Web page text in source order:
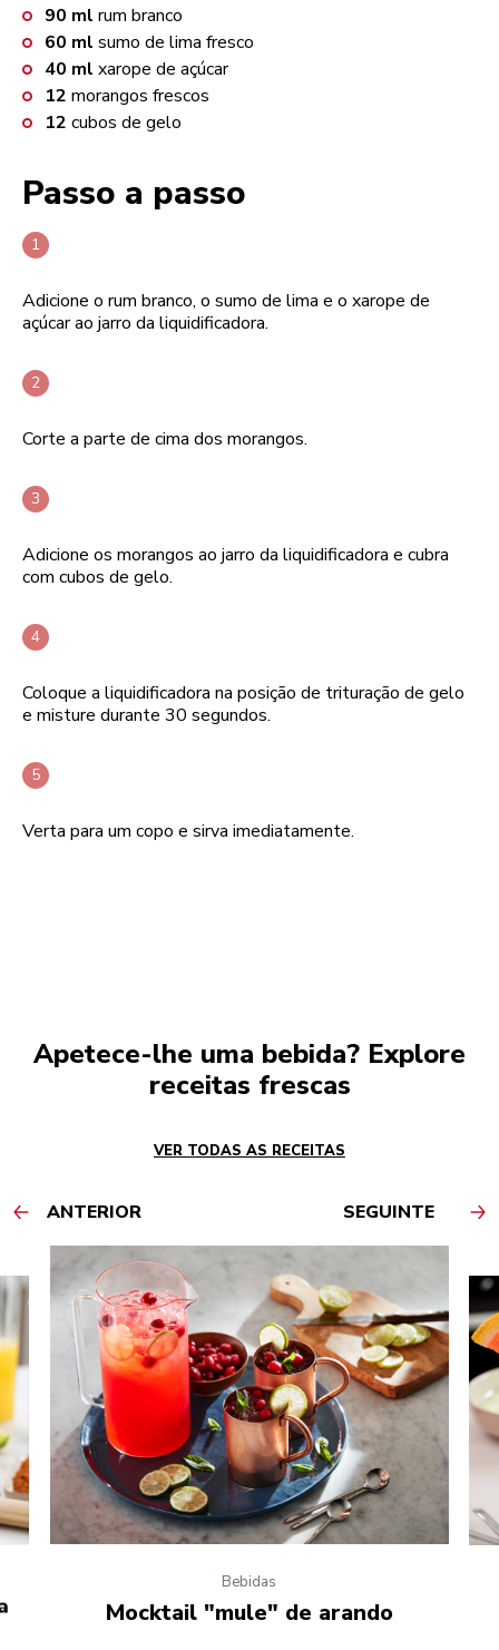
90 ml rum branco
60 ml sumo de lima fresco
40 ml xarope de açúcar
12 morangos frescos
12 cubos de gelo
Passo a passo
Adicione o rum branco, o sumo de lima e o xarope de
açúcar ao jarro da liquidificadora.
Corte a parte de cima dos morangos.
Adicione os morangos ao jarro da liquidificadora e cubra
com cubos de gelo.
Coloque a liquidificadora na posição de trituração de gelo
e misture durante 30 segundos.
Verta para um copo e sirva imediatamente.
Apetece-lhe uma bebida? Explore
receitas frescas
VER TODAS AS RECEITAS
ANTERIOR SEGUINTE
Bebidas
Mocktail "mule" de arando